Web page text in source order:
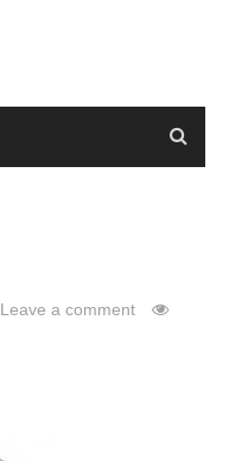
Leave a comment